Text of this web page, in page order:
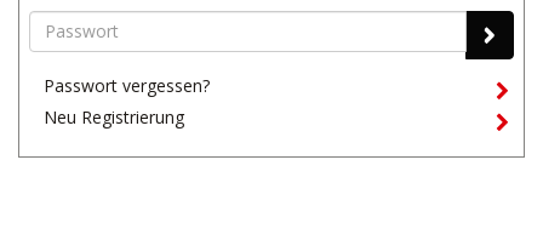
Passwort vergessen?
Neu Registrierung